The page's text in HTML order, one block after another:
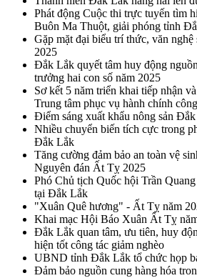
Phát động Cuộc thi trực tuyến tìm
Buôn Ma Thuột, giải phóng tỉnh
Gặp mặt đại biểu trí thức, văn
2025
Đắk Lắk quyết tâm huy động
trưởng hai con số năm 2025
Sơ kết 5 năm triển khai tiếp nhận
Trung tâm phục vụ hành chính công
Điểm sáng xuất khẩu nông sản
Nhiều chuyển biến tích cực trong
Đắk Lắk
Tăng cường đảm bảo an toàn vệ
Nguyên đán Ất Tỵ 2025
Phó Chủ tịch Quốc hội Trần
tại Đắk Lắk
"Xuân Quê hương" - Ất Tỵ năm
Khai mạc Hội Báo Xuân Ất Tỵ
Đắk Lắk quan tâm, ưu tiên, huy
hiện tốt công tác giảm nghèo
UBND tỉnh Đắk Lắk tổ chức họp
Đảm bảo nguồn cung hàng hóa